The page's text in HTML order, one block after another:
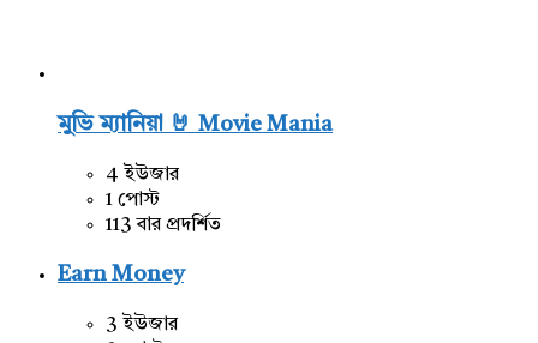
মুভি ম্যানিয়া 🤘 Movie Mania
4 ইউজার
1 পোস্ট
113 বার প্রদর্শিত
Earn Money
3 ইউজার